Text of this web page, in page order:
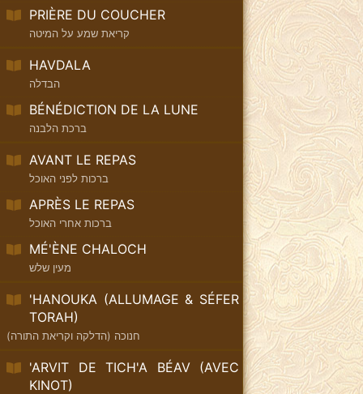
PRIÈRE DU COUCHER
קריאת שמע על המיטה
HAVDALA
הבדלה
BÉNÉDICTION DE LA LUNE
ברכת הלבנה
AVANT LE REPAS
ברכות לפני האוכל
APRÈS LE REPAS
ברכות אחרי האוכל
MÉ'ÈNE CHALOCH
מעין שלש
'HANOUKA (ALLUMAGE & SÉFER
TORAH)
חנוכה (הדלקה וקריאת התורה)
'ARVIT DE TICH'A BÉAV (AVEC
KINOT)